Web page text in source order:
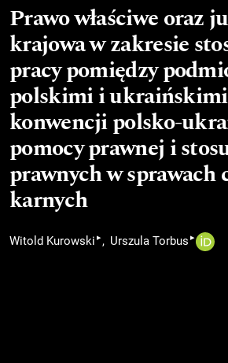
Prawo właściwe oraz
krajowa w zakresie
pracy pomiędzy
polskimi i
konwencji polsko-
pomocy prawnej i
prawnych w
karnych
Witold Kurowski ▸ Urszula Torbus ▸